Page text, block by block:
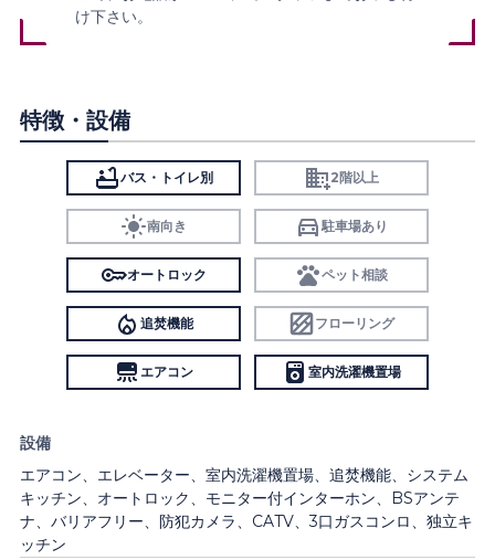
け下さい。
特徴・設備
バス・トイレ別 2階以上
南向き 駐車場あり
オートロック ペット相談
追焚機能 フローリング
エアコン 室内洗濯機置場
設備
エアコン、エレベーター、室内洗濯機置場、追焚機能、システム
キッチン、オートロック、モニター付インターホン、BSアンテ
ナ、バリアフリー、防犯カメラ、CATV、3口ガスコンロ、独立キ
ッチン